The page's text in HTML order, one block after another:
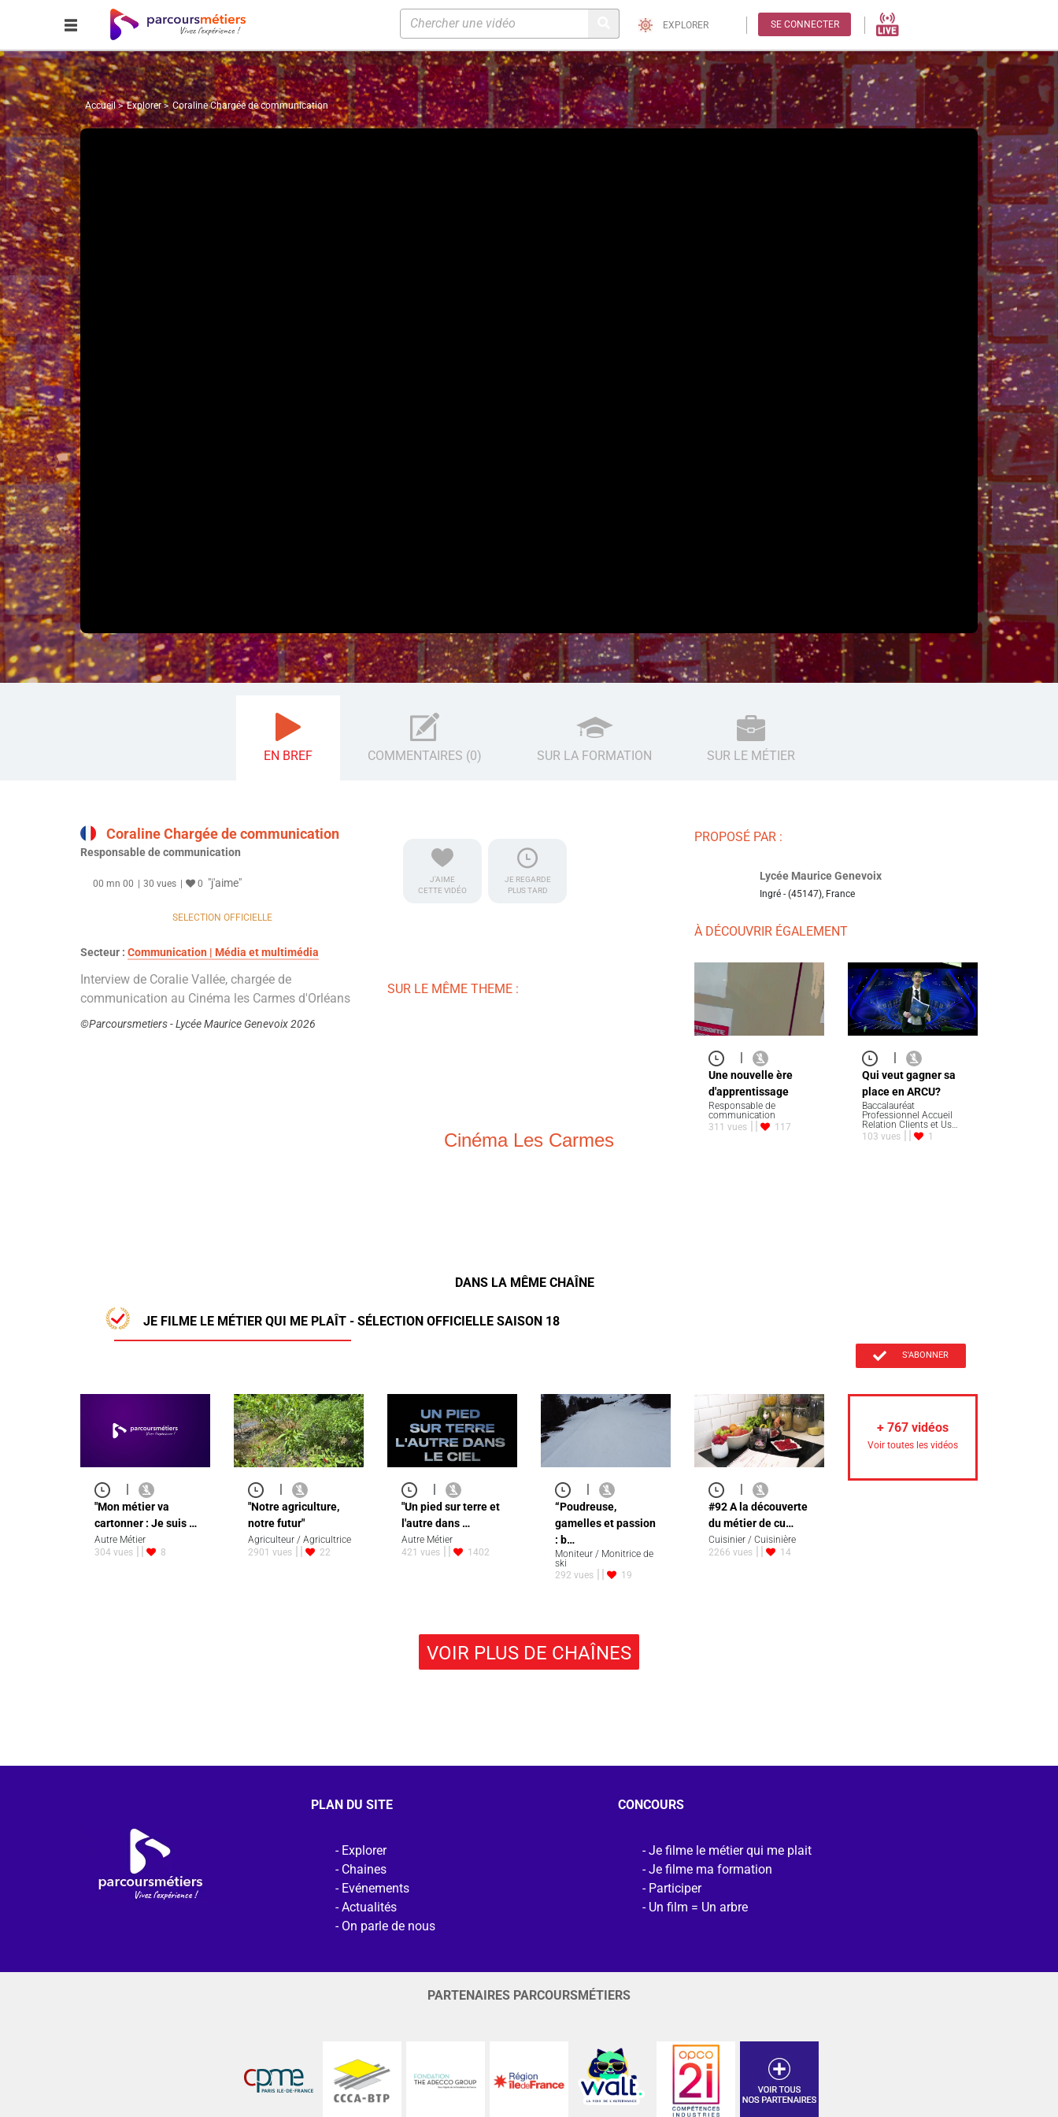
EXPLORER SE CONNECTER
Accueil Explorer Coraline Chargée de communication
EN BREF COMMENTAIRES (0) SUR LA FORMATION SUR LE MÉTIER
Coraline Chargée de communication
Responsable de communication
00 mn 00 30 vues 0 "j'aime"
SELECTION OFFICIELLE
Secteur : Communication | Média et multimédia
Interview de Coralie Vallée, chargée de
communication au Cinéma les Carmes d'Orléans
©Parcoursmetiers - Lycée Maurice Genevoix 2026
J'AIME
CETTE VIDÉO
JE REGARDE
PLUS TARD
SUR LE MÊME THEME :
Cinéma Les Carmes
PROPOSÉ PAR :
Lycée Maurice Genevoix
Ingré - (45147), France
À DÉCOUVRIR ÉGALEMENT
Une nouvelle ère
d'apprentissage
Responsable de
communication
311 vues
117
Qui veut gagner sa
place en ARCU?
Baccalauréat
Professionnel Accueil
Relation Clients et Us…
103 vues
1
DANS LA MÊME CHAÎNE
JE FILME LE MÉTIER QUI ME PLAÎT - SÉLECTION OFFICIELLE SAISON 18
S'ABONNER
|
"Mon métier va
cartonner : Je suis …
Autre Métier
304 vues
8
"Notre agriculture,
notre futur"
Agriculteur / Agricultrice
2901 vues
22
"Un pied sur terre et
l'autre dans …
Autre Métier
421 vues
1402
“Poudreuse,
gamelles et passion
: b…
Moniteur / Monitrice de
ski
292 vues
19
#92 A la découverte
du métier de cu…
Cuisinier / Cuisinière
2266 vues
14
+ 767 vidéos
Voir toutes les vidéos
VOIR PLUS DE CHAÎNES
PLAN DU SITE
Explorer
Chaines
Evénements
Actualités
On parle de nous
CONCOURS
Je filme le métier qui me plait
Je filme ma formation
Participer
Un film = Un arbre
PARTENAIRES PARCOURSMÉTIERS